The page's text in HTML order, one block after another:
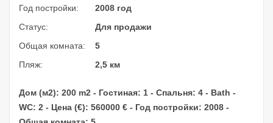
Год постройки:
2008 год
Статус:
Для продажи
Общая комната:
5
Пляж:
2,5 км
Дом (м2): 200 m2 - Гостиная: 1 - Спальня: 4 - Bath -
WC: 2 - Цена (€): 560000 € - Год постройки: 2008 -